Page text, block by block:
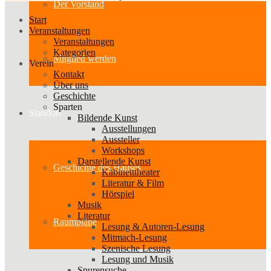
Der Vorstand
Mitglied werden
Standort
Geschichte des Hauses
Raumpläne
Start
Veranstaltungen
Veranstaltungen
Kategorien
Verein
Kontakt
Über uns
Geschichte
Sparten
Bildende Kunst
Ausstellungen
Aussteller
Workshops
Darstellende Kunst
Kabinetttheater
Literatur & Film
Hörspiel
Musik
Literatur
Lesung & Autoren-Lesung
Mitmach-Lesung
Szenische Lesung
Lesung und Musik